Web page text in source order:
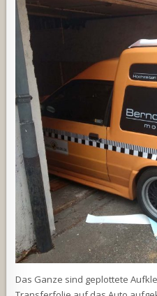
Das Ganze sind geplottete